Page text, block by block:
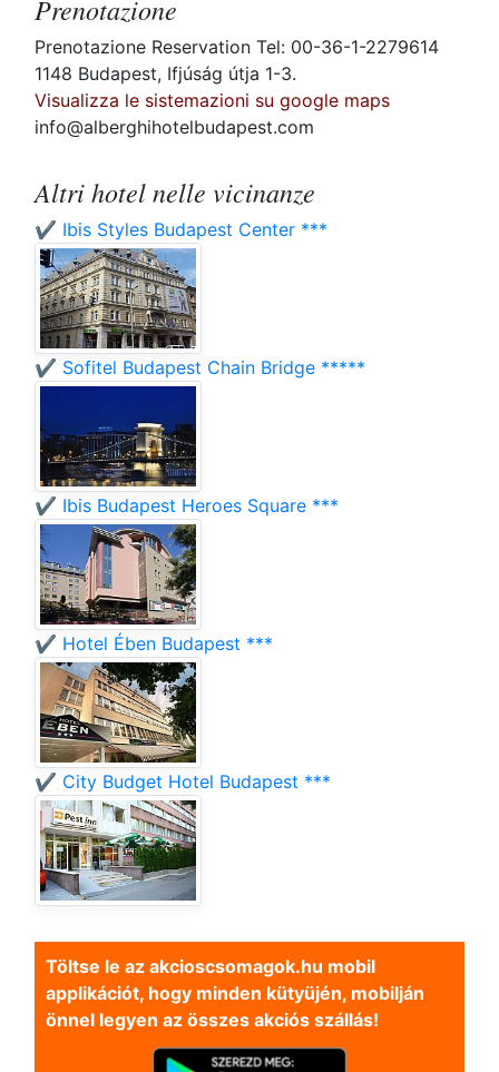
Prenotazione
Prenotazione Reservation Tel: 00-36-1-2279614
1148 Budapest, Ifjúság útja 1-3.
Visualizza le sistemazioni su google maps
info@alberghihotelbudapest.com
Altri hotel nelle vicinanze
✔️ Ibis Styles Budapest Center ***
✔️ Sofitel Budapest Chain Bridge *****
✔️ Ibis Budapest Heroes Square ***
✔️ Hotel Ében Budapest ***
✔️ City Budget Hotel Budapest ***
Töltse le az akcioscsomagok.hu mobil
applikációt, hogy minden kütyüjén, mobilján
önnel legyen az összes akciós szállás!